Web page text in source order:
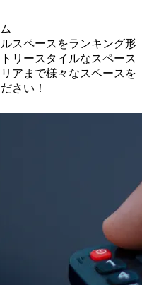
スペースをランキング形
リースタイルなスペース
アまで様々なスペースを
さい！